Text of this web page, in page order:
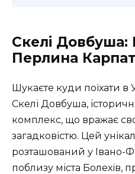
Скелі
Перлина Карпат
Шукаєте куди поїхати в
Скелі Довбуша,
комплекс, що вражає
загадковістю. Цей
розташований у Івано-
поблизу міста Болехів,